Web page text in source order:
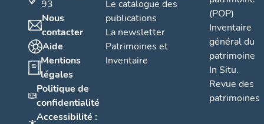
93
Nous
contacter
Aide
Mentions
légales
Politique de
confidentialité
Accessibilité :
Le catalogue des
publications
La newsletter
Patrimoines et
Inventaire
(POP)
Inventaire
général du
patrimoine
In Situ.
Revue des
patrimoines